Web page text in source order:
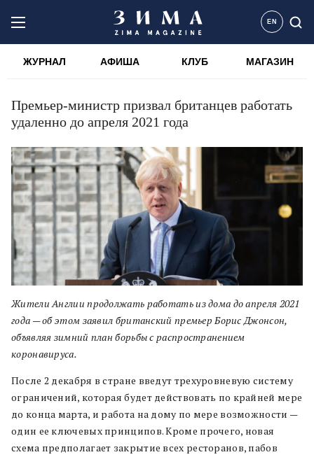
EN
ЖУРНАЛ АФИША КЛУБ МАГАЗИН
Премьер-министр призвал британцев работать
удаленно до апреля 2021 года
Жители Англии продолжать работать из дома до апреля 2021
года — об этом заявил британский премьер Борис Джонсон,
объявляя зимний план борьбы с распространением
коронавируса.
После 2 декабря в стране введут трехуровневую систему
ограничений, которая будет действовать по крайней мере
до конца марта, и работа на дому по мере возможности —
один ее ключевых принципов. Кроме прочего, новая
схема предполагает закрытие всех ресторанов, пабов